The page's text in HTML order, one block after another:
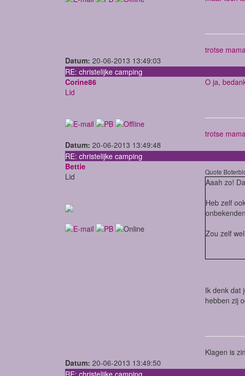
trotse
Datum: 20-06-2013 13:49:03
RE: christelijke camping
Corine86
Lid
O ja,
trotse
Datum: 20-06-2013 13:49:48
RE: christelijke camping
Bettie
Lid
Quote
Aaah zo!
Heb zelf
Zou zelf
Ik denk dat
hebben zij
Klagen is
Datum: 20-06-2013 13:49:50
RE: christelijke camping